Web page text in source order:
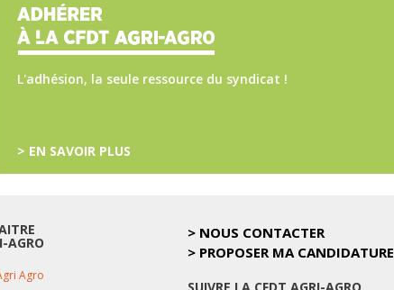
L'adhésion, la seule ressource du syndicat !
> EN SAVOIR PLUS
AGRO
Agro
> NOUS CONTACTER
> PROPOSER MA CANDIDATURE